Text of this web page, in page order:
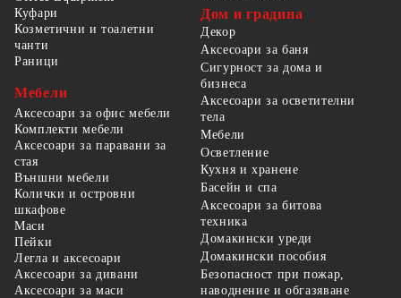
Куфари
Козметични и тоалетни
чанти
Раници
Мебели
Аксесоари за офис мебели
Комплекти мебели
Аксесоари за паравани за
стая
Външни мебели
Колички и островни
шкафове
Маси
Пейки
Легла и аксесоари
Аксесоари за дивани
Аксесоари за маси
Дом и градина
Декор
Аксесоари за баня
Сигурност за дома и
бизнеса
Аксесоари за осветителни
тела
Мебели
Осветление
Кухня и хранене
Басейн и спа
Аксесоари за битова
техника
Домакински уреди
Домакински пособия
Безопасност при пожар,
наводнение и обгазяване